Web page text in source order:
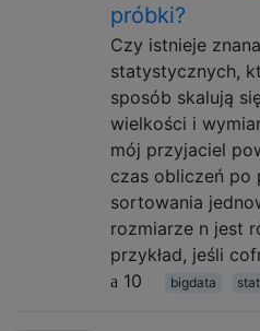
próbki?
Czy istnieje
statystycznych,
sposób skalują
wielkości i
mój przyjaciel
czas obliczeń po
sortowania
rozmiarze n jest
przykład, jeśli
10
bigdata